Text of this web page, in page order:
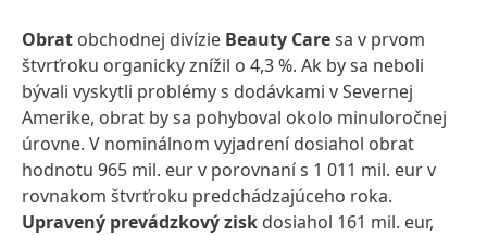
Obrat obchodnej divízie Beauty Caresa v prvom
štvrťroku organicky znížil o 4,3 %. Ak by sa neboli
bývali vyskytli problémy s dodávkami v Severnej
Amerike, obrat by sa pohyboval okolo minuloročnej
úrovne. V nominálnom vyjadrení dosiahol obrat
hodnotu 965 mil. eur v porovnaní s 1 011 mil. eur v
rovnakom štvrťroku predchádzajúceho roka.
Upravený prevádzkový zisk dosiahol 161 mil. eur,